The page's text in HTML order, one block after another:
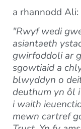
a rhannodd Ali:
"Rwyf wedi
asiantaeth
gwirfoddoli ar
sgowtiaid a
blwyddyn o
deuthum yn ôl
i waith
mewn cartref